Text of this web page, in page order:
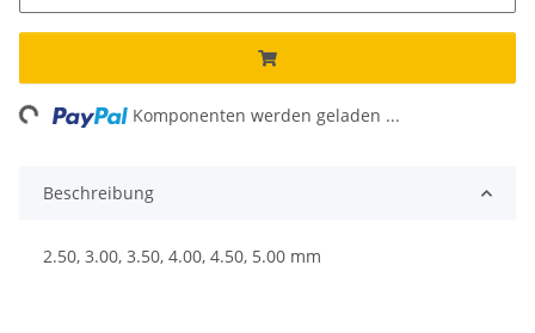
Komponenten werden geladen ...
Beschreibung
2.50, 3.00, 3.50, 4.00, 4.50, 5.00 mm